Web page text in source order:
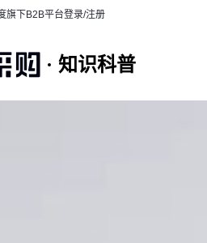
旗下B2B平台登录/注册
知识科普